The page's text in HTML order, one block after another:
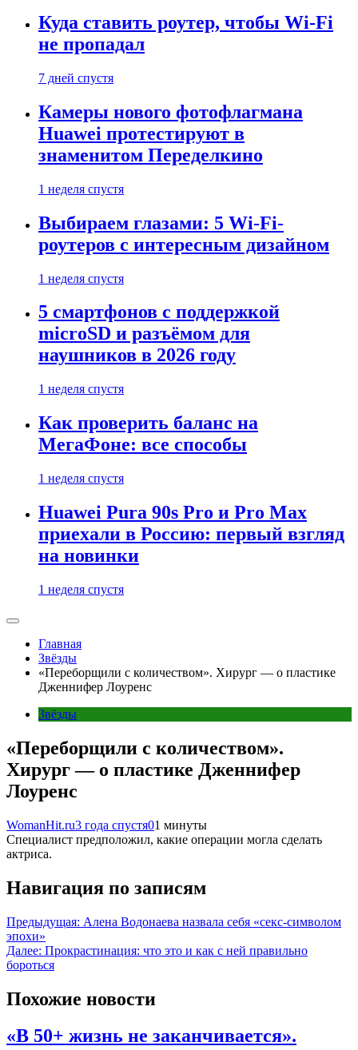
Куда ставить роутер, чтобы Wi-Fi
не пропадал
7 дней спустя
Камеры нового фотофлагмана
Huawei протестируют в
знаменитом Переделкино
1 неделя спустя
Выбираем глазами: 5 Wi-Fi-
роутеров с интересным дизайном
1 неделя спустя
5 смартфонов с поддержкой
microSD и разъёмом для
наушников в 2026 году
1 неделя спустя
Как проверить баланс на
МегаФоне: все способы
1 неделя спустя
Huawei Pura 90s Pro и Pro Max
приехали в Россию: первый взгляд
на новинки
1 неделя спустя
Главная
Звёзды
«Переборщили с количеством». Хирург — о пластике
Дженнифер Лоуренс
Звёзды
«Переборщили с количеством».
Хирург — о пластике Дженнифер
Лоуренс
WomanHit.ru3 года спустя01 минуты
Специалист предположил, какие операции могла сделать
актриса.
Навигация по записям
Предыдущая: Алена Водонаева назвала себя «секс-символом
эпохи»
Далее: Прокрастинация: что это и как с ней правильно
бороться
Похожие новости
«В 50+ жизнь не заканчивается».